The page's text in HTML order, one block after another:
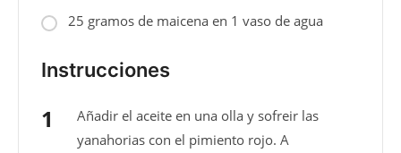
25 gramos de maicena en 1 vaso de agua
Instrucciones
Añadir el aceite en una olla y sofreir las
yanahorias con el pimiento rojo. A